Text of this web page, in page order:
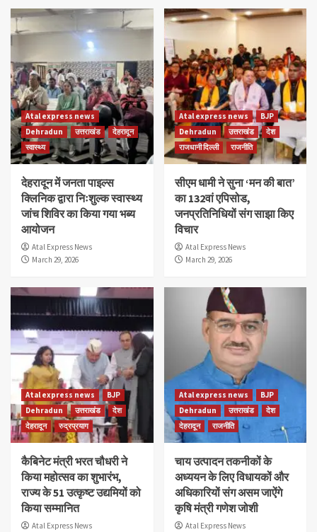
Atal express news
Dehradun
उत्तराखंड
देहरादून
स्वास्थ्य
देहरादून में जनता पाइल्स
क्लिनिक द्वारा निःशुल्क स्वास्थ्य
जांच शिविर का किया गया भब्य
आयोजन
Atal Express News
March 29, 2026
Atal express news
BJP
Dehradun
उत्तराखंड
देश
राजधानी दिल्ली
राजनीति
सीएम धामी ने सुना ‘मन की बात’
का 132वां एपिसोड,
जनप्रतिनिधियों संग साझा किए
विचार
Atal Express News
March 29, 2026
Atal express news
BJP
Dehradun
उत्तराखंड
देश
देहरादून
रुद्रप्रयाग
कैबिनेट मंत्री भरत चौधरी ने
किया महोत्सव का शुभारंभ,
राज्य के 51 उत्कृष्ट उद्यमियों को
किया सम्मानित
Atal Express News
Atal express news
BJP
Dehradun
उत्तराखंड
देश
देहरादून
राजनीति
चाय उत्पादन तकनीकों के
अध्ययन के लिए विधायकों और
अधिकारियों संग असम जाऐंगे
कृषि मंत्री गणेश जोशी
Atal Express News